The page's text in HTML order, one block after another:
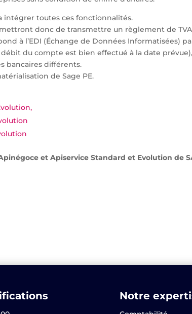
intégrer toutes ces fonctionnalités.
donc de transmettre un règlement de TVA
à l’EDI (Échange de Données Informatisées)
du compte est bien effectué à la date
bancaires différents.
de Sage PE.
et Apiservice Standard et Evolution de
Notre